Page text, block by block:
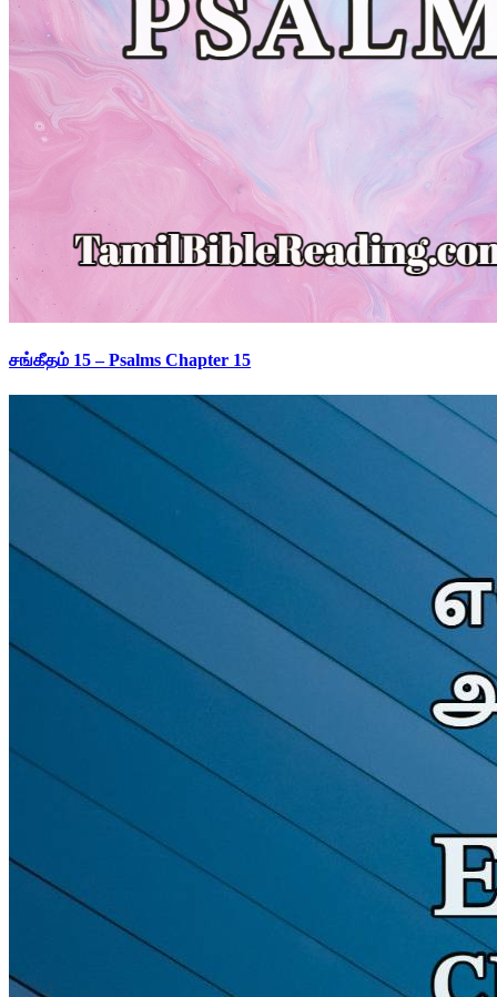
சங்கீதம் 15 – Psalms Chapter 15